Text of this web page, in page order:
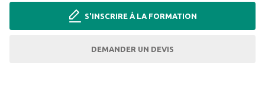
S'INSCRIRE À LA FORMATION
DEMANDER UN DEVIS